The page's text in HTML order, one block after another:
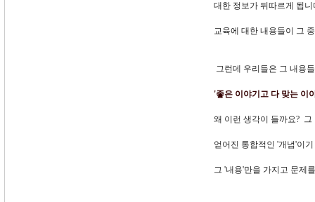
대한 정보가 뒤따르게 됩
교육에 대한 내용들이 그
그런데 우리들은 그 내용
'좋은 이야기고 다 맞는 이
왜 이런 생각이 들까요? 그
얻어진 통합적인 '개념'이
그 '내용'만을 가지고 문제